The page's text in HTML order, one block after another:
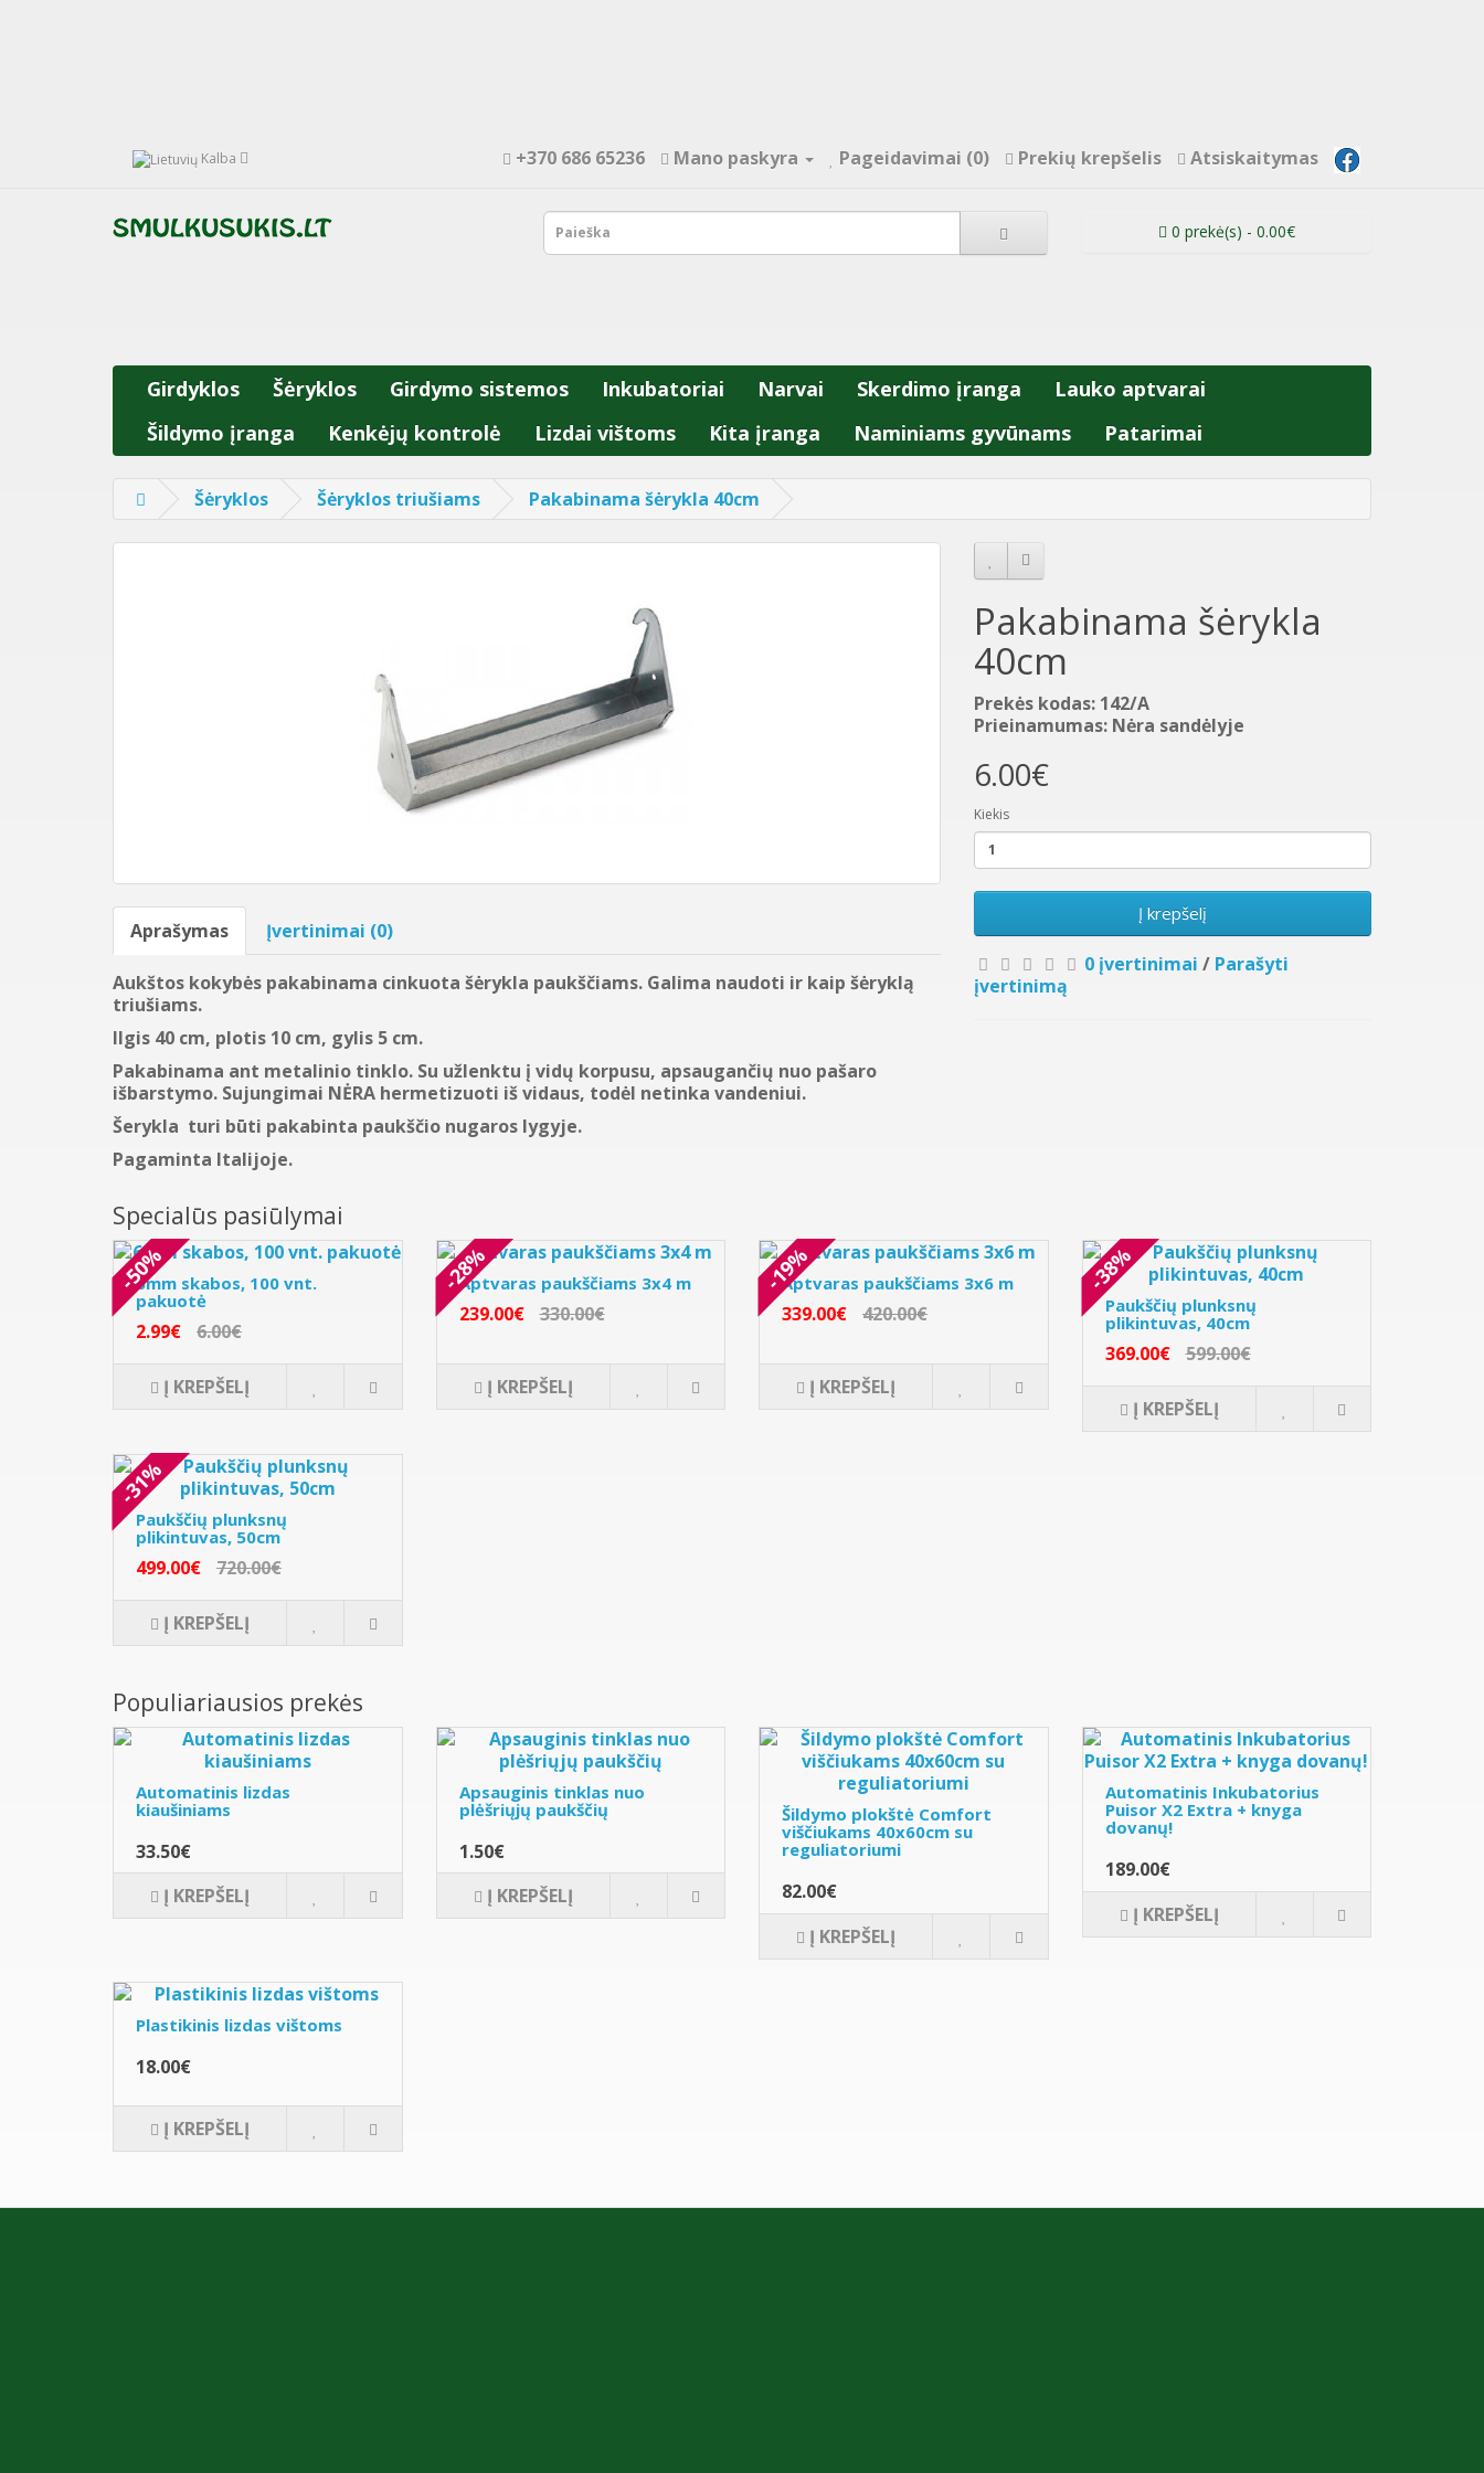
Kalba +370 686 65236 Mano paskyra Pageidavimai (0) Prekių krepšelis Atsiskaitymas
0 prekė(s) - 0.00€
Girdyklos Šėryklos Girdymo sistemos Inkubatoriai Narvai Skerdimo įranga
Lauko aptvarai
Šildymo įranga
Kenkėjų kontrolė Lizdai vištoms Kita įranga Naminiams gyvūnams Patarimai
Šėryklos Šėryklos triušiams Pakabinama šėrykla 40cm
Aprašymas Įvertinimai (0)
Aukštos kokybės pakabinama cinkuota šėrykla paukščiams. Galima naudoti ir kaip šėryklą
triušiams.
Ilgis 40 cm, plotis 10 cm, gylis 5 cm.
Pakabinama ant metalinio tinklo. Su užlenktu į vidų korpusu, apsaugančių nuo pašaro
išbarstymo. Sujungimai NĖRA hermetizuoti iš vidaus, todėl netinka vandeniui.
Šerykla turi būti pakabinta paukščio nugaros lygyje.
Pagaminta Italijoje.
Pakabinama šėrykla
40cm
Prekės kodas: 142/A
Prieinamumas: Nėra sandėlyje
6.00€
Kiekis
Į krepšelį
0 įvertinimai / Parašyti
įvertinimą
Specialūs pasiūlymai
-50%
6mm skabos, 100 vnt.
pakuotė
2.99€ 6.00€
Į KREPŠELĮ
-28%
Aptvaras paukščiams 3x4 m
239.00€ 330.00€
Į KREPŠELĮ
-19%
Aptvaras paukščiams 3x6 m
339.00€ 420.00€
Į KREPŠELĮ
-38%
Paukščių plunksnų
plikintuvas, 40cm
369.00€ 599.00€
Į KREPŠELĮ
-31%
Paukščių plunksnų
plikintuvas, 50cm
499.00€ 720.00€
Į KREPŠELĮ
Populiariausios prekės
Automatinis lizdas
kiaušiniams
33.50€
Į KREPŠELĮ
Apsauginis tinklas nuo
plėšriųjų paukščių
1.50€
Į KREPŠELĮ
Šildymo plokštė Comfort
viščiukams 40x60cm su
reguliatoriumi
82.00€
Į KREPŠELĮ
Automatinis Inkubatorius
Puisor X2 Extra + knyga
dovanų!
189.00€
Į KREPŠELĮ
Plastikinis lizdas vištoms
18.00€
Į KREPŠELĮ